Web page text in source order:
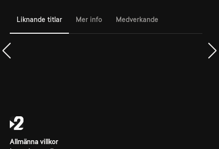
Liknande titlar Mer info Medverkande
Allmänna villkor